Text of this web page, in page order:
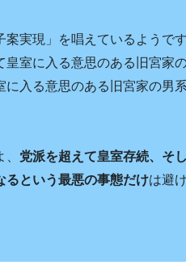
実現」を唱えているようで
室に入る意思のある旧宮家
入る意思のある旧宮家の男
党派を超えて皇室存続、そ
るという最悪の事態だけは避